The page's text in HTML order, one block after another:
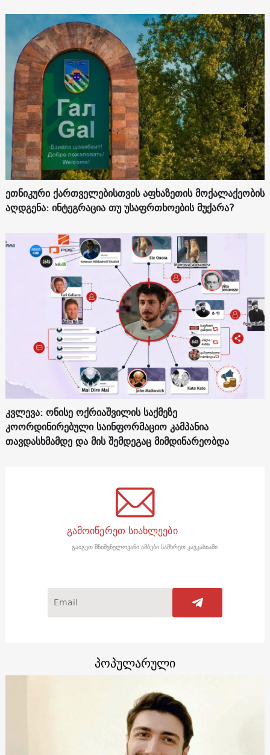
ეთნიკური ქართველებისთვის აფხაზეთის მოქალაქეობის
აღდგენა: ინტეგრაცია თუ უსაფრთხოების მუქარა?
კვლევა: ონისე ოქრიაშვილის საქმეზე
კოორდინირებული საინფორმაციო კამპანია
თავდასხმამდე და მის შემდეგაც მიმდინარეობდა
გამოიწერეთ სიახლეები
გაიგეთ მნიშვნელოვანი ამბები სამხრეთ კავკასიაში
პოპულარული